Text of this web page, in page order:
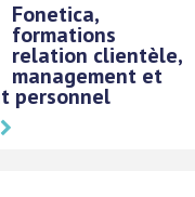
Fonetica,
formations
relation clientèle,
management et
personnel